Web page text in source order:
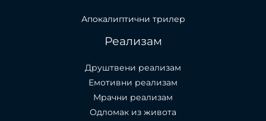
Апокалиптични трилер
Реализам
Друштвени реализам
Емотивни реализам
Мрачни реализам
Одломак из живота